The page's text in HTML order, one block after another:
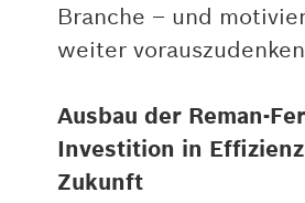
Branche – und
weiter
Ausbau der Reman-
Investition in
Zukunft